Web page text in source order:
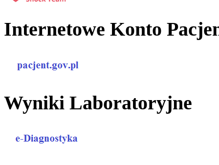
Internetowe Konto
Wyniki Laboratoryjne